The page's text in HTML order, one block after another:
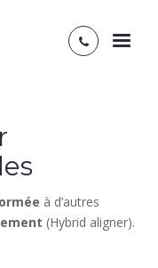
à d’autres
(Hybrid aligner).